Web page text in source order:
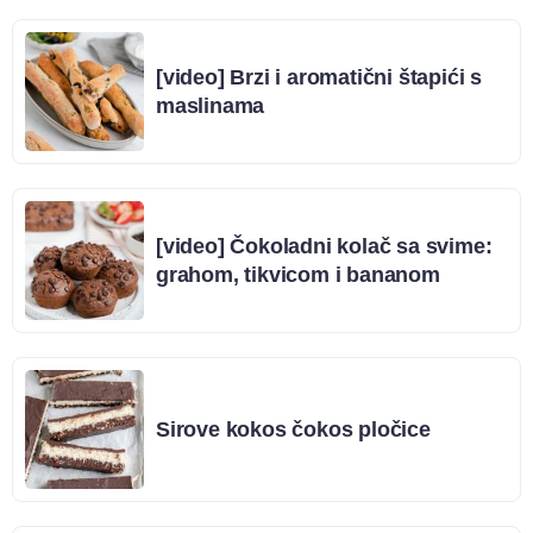
[video] Brzi i aromatični štapići s
maslinama
[video] Čokoladni kolač sa svime:
grahom, tikvicom i bananom
Sirove kokos čokos pločice